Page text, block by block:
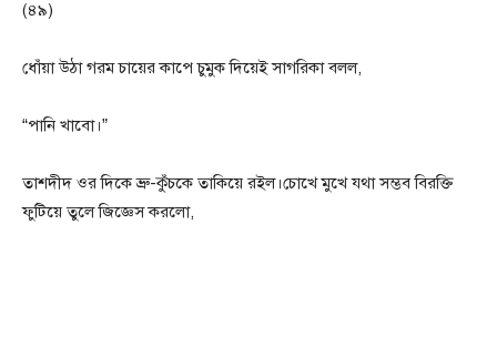
(৪৯)
ধোঁয়া উঠা গরম চায়ের কাপে চুমুক দিয়েই সাগরিকা বলল,
“পানি খাবো।”
তাশদীদ ওর দিকে ভ্রু-কুঁচকে তাকিয়ে রইল।চোখে মুখে যথা সম্ভব বিরক্তি
ফুটিয়ে তুলে জিজ্ঞেস করলো,